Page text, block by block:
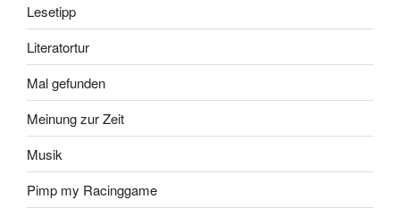
Lesetipp
Literatortur
Mal gefunden
Meinung zur Zeit
Musik
Pimp my Racinggame